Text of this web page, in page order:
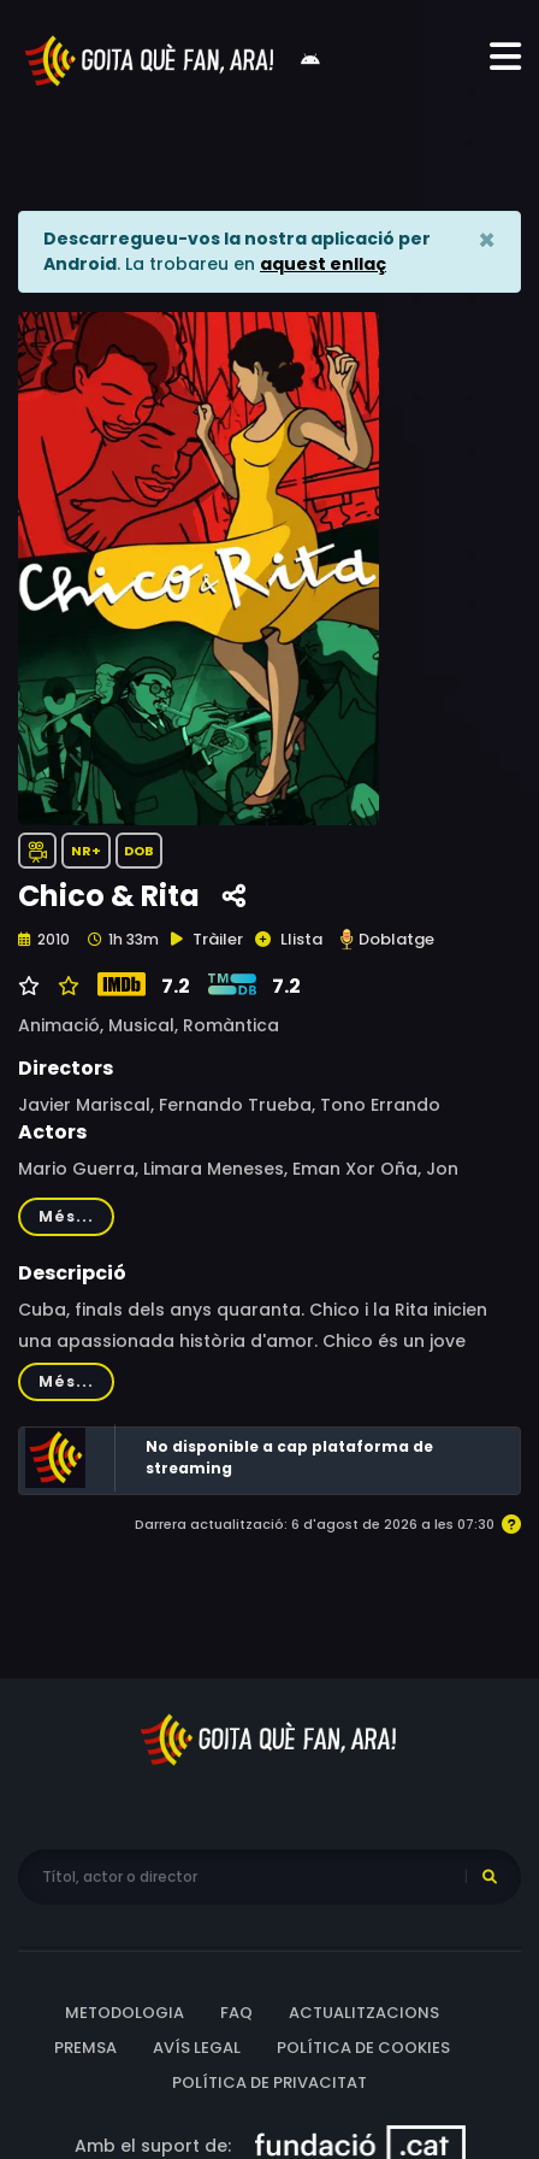
Descarregueu-vos la nostra aplicació per
Android. La trobareu en aquest enllaç
×
NR+ DOB
Chico & Rita
2010 1h 33m Tràiler Llista Doblatge
7.2 7.2
Animació, Musical, Romàntica
Directors
Javier Mariscal, Fernando Trueba, Tono Errando
Actors
Mario Guerra, Limara Meneses, Eman Xor Oña, Jon
Adams, Renny Arozarena, Blanca Rosa Blanco, Jackie de
la Nuez, Rigoberto Ferrera, Ken Forman, Ray Gillon
Més...
Descripció
Cuba, finals dels anys quaranta. Chico i la Rita inicien
una apassionada història d'amor. Chico és un jove
pianista enamorat del jazz i la Rita somia ser una gran
cantant. Des de la nit que el destí els uneix en un ball en
un club de l'Havana, la vida va reunint-los i separant-
los, com als personatges d'un "bolero".
Més...
No disponible a cap plataforma de
streaming
Darrera actualització: 6 d'agost de 2026 a les 07:30
METODOLOGIA FAQ
ACTUALITZACIONS
PREMSA
AVÍS LEGAL
POLÍTICA DE COOKIES
POLÍTICA DE PRIVACITAT
Amb el suport de: